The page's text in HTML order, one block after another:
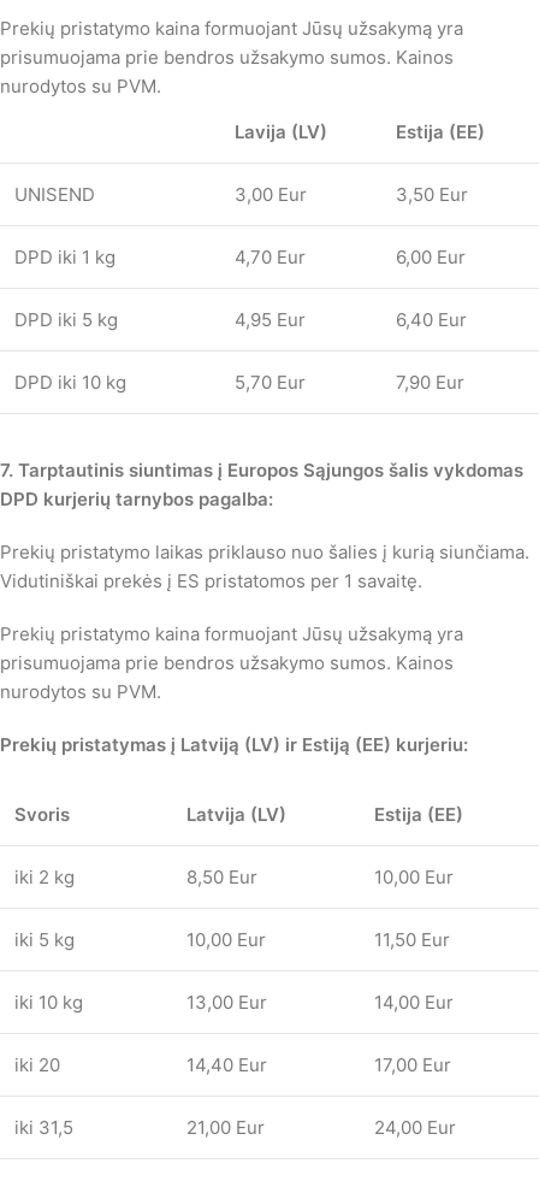
Prekių pristatymo kaina formuojant Jūsų užsakymą yra
prisumuojama prie bendros užsakymo sumos. Kainos
nurodytos su PVM.
Lavija (LV)
Estija (EE)
UNISEND 3,00 Eur 3,50 Eur
DPD iki 1 kg 4,70 Eur 6,00 Eur
DPD iki 5 kg 4,95 Eur 6,40 Eur
DPD iki 10 kg 5,70 Eur 7,90 Eur
7. Tarptautinis siuntimas į Europos Sąjungos šalis vykdomas
DPD kurjerių tarnybos pagalba:
Prekių pristatymo laikas priklauso nuo šalies į kurią siunčiama.
Vidutiniškai prekės į ES pristatomos per 1 savaitę.
Prekių pristatymo kaina formuojant Jūsų užsakymą yra
prisumuojama prie bendros užsakymo sumos. Kainos
nurodytos su PVM.
Prekių pristatymas į Latviją (LV) ir Estiją (EE) kurjeriu:
Svoris Latvija (LV) Estija (EE)
iki 2 kg 8,50 Eur 10,00 Eur
iki 5 kg 10,00 Eur 11,50 Eur
iki 10 kg 13,00 Eur 14,00 Eur
iki 20 14,40 Eur 17,00 Eur
iki 31,5 21,00 Eur 24,00 Eur